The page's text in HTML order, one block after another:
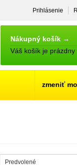
NÁKUPNÝ
KOŠÍK
Nákupný košík →
Váš košík je prázdny
zmeniť
Predvolené
Prihlásenie